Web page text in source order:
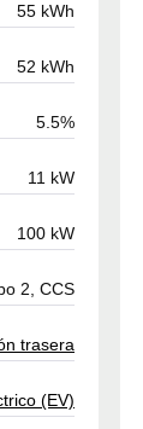
55 kWh
52 kWh
5.5%
11 kW
100 kW
2, CCS
trasera
(EV)